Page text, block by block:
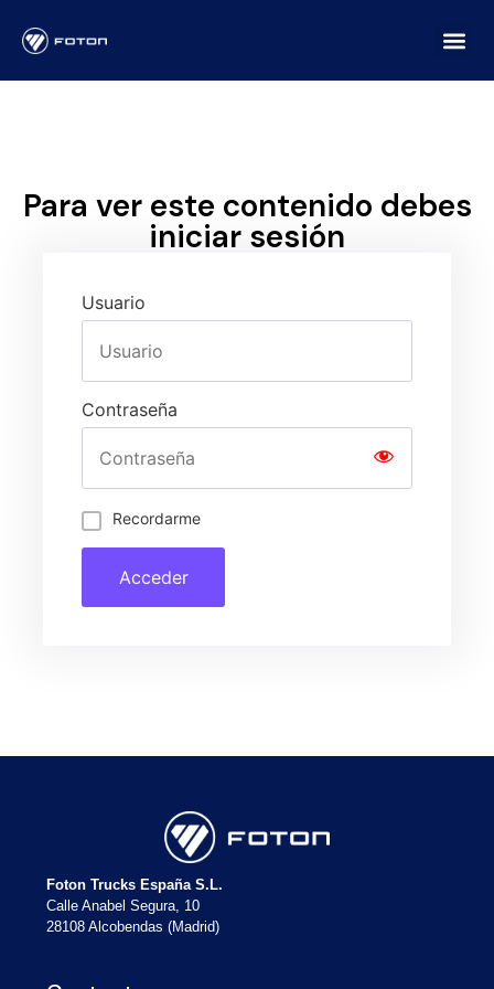
Para ver este contenido debes
iniciar sesión
Usuario
Contraseña
Recordarme
Acceder
Foton Trucks España S.L.
Calle Anabel Segura, 10
28108 Alcobendas (Madrid)